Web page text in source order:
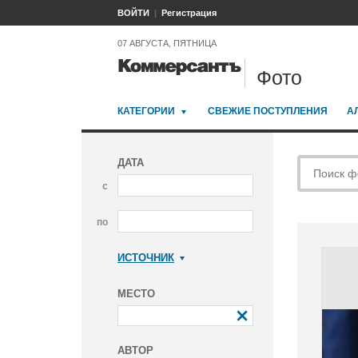
ВОЙТИ Регистрация
07 АВГУСТА, ПЯТНИЦА
Фото
КАТЕГОРИИ СВЕЖИЕ ПОСТУПЛЕНИЯ
ДАТА
с
по
ИСТОЧНИК
МЕСТО
АВТОР